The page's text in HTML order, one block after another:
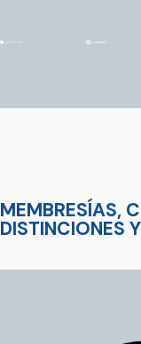
MEMBRESÍAS,
DISTINCIONES